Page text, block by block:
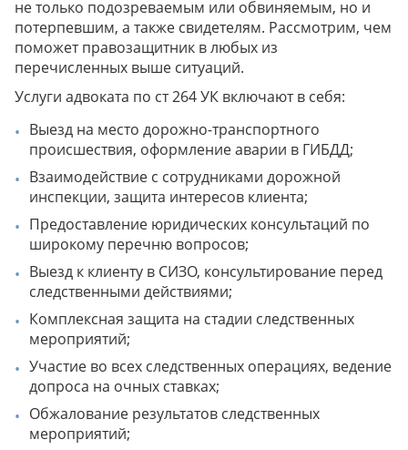
Рекомендация юриста
Рекомендация юриста
Рекомендация юриста
не только подозреваемым или обвиняемым, но и
потерпевшим, а также свидетелям. Рассмотрим, чем
поможет правозащитник в любых из
перечисленных выше ситуаций.
Услуги адвоката по ст 264 УК включают в себя:
Выезд на место дорожно-транспортного
происшествия, оформление аварии в ГИБДД;
Взаимодействие с сотрудниками дорожной
инспекции, защита интересов клиента;
Предоставление юридических консультаций по
широкому перечню вопросов;
Выезд к клиенту в СИЗО, консультирование перед
следственными действиями;
Комплексная защита на стадии следственных
мероприятий;
Участие во всех следственных операциях, ведение
допроса на очных ставках;
Обжалование результатов следственных
мероприятий;